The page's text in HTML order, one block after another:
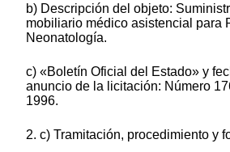
b) Descripción del objeto:
mobiliario médico asistencial para
Neonatología.
c) «Boletín Oficial del Estado» y
anuncio de la licitación: Número
1996.
2. c) Tramitación, procedimiento y